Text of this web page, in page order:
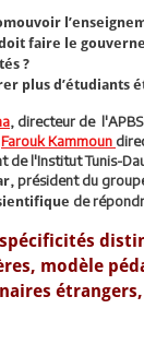
faire le
?
plus d’étudiants
, directeur de
Farouk Kammoun
de l'Institut Tunis-
, président du
de
modèle